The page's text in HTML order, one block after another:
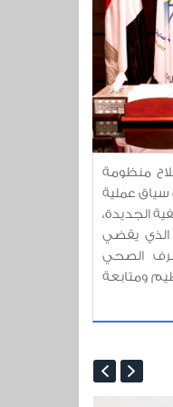
منظومة
عملية
الجديدة،
صدر القرار الجمهوري رقم 136 لسنة 2004 الذي يقضي
الصحي
ومتابعة
مياه الشرب
مراحل
قيام الجهاز بمسئولياته ، ففي عام 2007 صدر القرار
بعض أحكام القرار